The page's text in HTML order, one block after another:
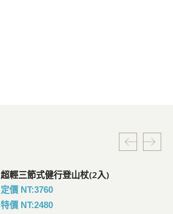
超輕三節式健行登山杖(2入)
定價 NT:3760
特價 NT:2480